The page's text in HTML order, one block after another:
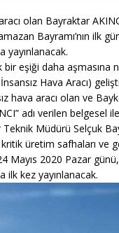
Ankara-İstanbul Süper Hızlı
2026 YKS Tercih
olan Bayraktar
Bayramı’nın ilk
yayınlanacak.
bir eşiği daha
Hava Aracı)
hava aracı olan ve
adı verilen belgesel
Müdürü Selçuk
üretim safhaları ve
Mayıs 2020 Pazar
ilk kez yayınlanacak.